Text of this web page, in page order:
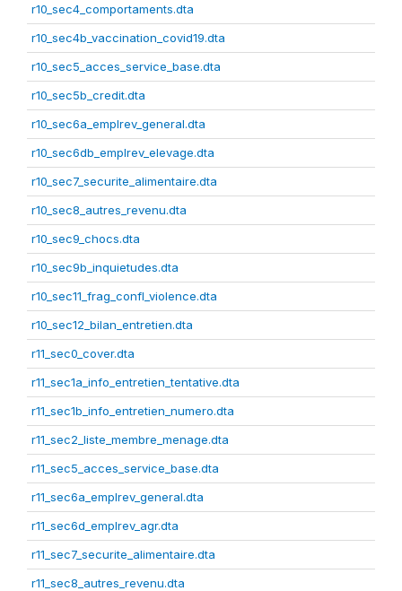
r10_sec4_comportaments.dta
r10_sec4b_vaccination_covid19.dta
r10_sec5_acces_service_base.dta
r10_sec5b_credit.dta
r10_sec6a_emplrev_general.dta
r10_sec6db_emplrev_elevage.dta
r10_sec7_securite_alimentaire.dta
r10_sec8_autres_revenu.dta
r10_sec9_chocs.dta
r10_sec9b_inquietudes.dta
r10_sec11_frag_confl_violence.dta
r10_sec12_bilan_entretien.dta
r11_sec0_cover.dta
r11_sec1a_info_entretien_tentative.dta
r11_sec1b_info_entretien_numero.dta
r11_sec2_liste_membre_menage.dta
r11_sec5_acces_service_base.dta
r11_sec6a_emplrev_general.dta
r11_sec6d_emplrev_agr.dta
r11_sec7_securite_alimentaire.dta
r11_sec8_autres_revenu.dta